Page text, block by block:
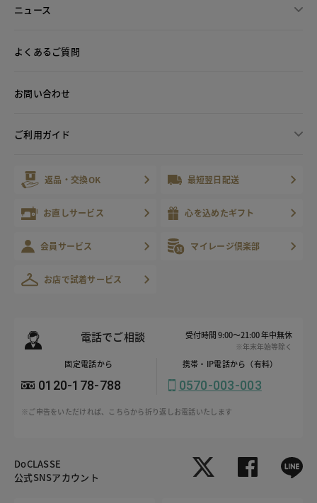
ニュース
よくあるご質問
お問い合わせ
ご利用ガイド
返品・交換OK 最短翌日配送
お直しサービス 心を込めたギフト
会員サービス マイレージ倶楽部
お店で試着サービス
電話でご相談 受付時間 9:00～21:00 年中無休
※年末年始等除く
固定電話から
0120-178-788
携帯・IP電話から（有料）
0570-003-003
※ご申告をいただければ、こちらから折り返しお電話いたします
DoCLASSE
公式SNSアカウント